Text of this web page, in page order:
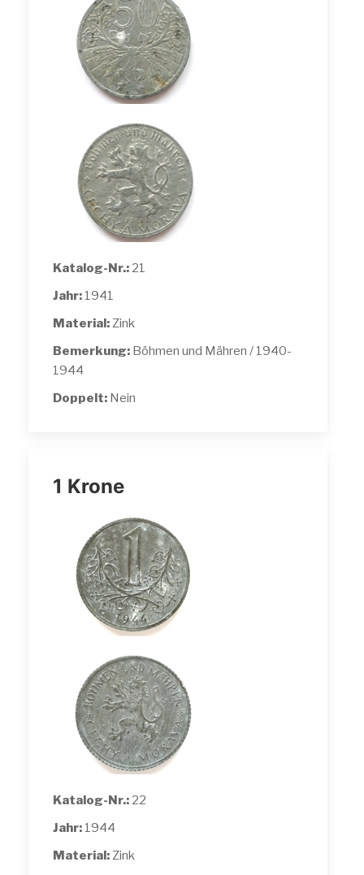
Katalog-Nr.: 21
Jahr: 1941
Material:Zink
Bemerkung: Böhmen und Mähren / 1940-
1944
Doppelt: Nein
1 Krone
Katalog-Nr.: 22
Jahr: 1944
Material:Zink